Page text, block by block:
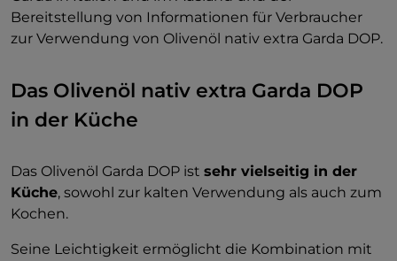
Bereitstellung von Informationen für Verbraucher
zur Verwendung von Olivenöl nativ extra Garda DOP.
Das Olivenöl nativ extra Garda DOP
in der Küche
Das Olivenöl Garda DOP ist sehr vielseitig in der
Küche, sowohl zur kalten Verwendung als auch zum
Kochen.
Seine Leichtigkeit ermöglicht die Kombination mit